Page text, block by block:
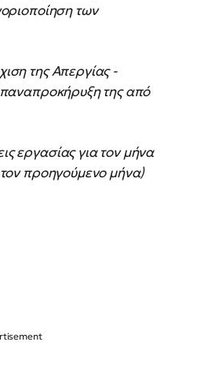
των
της Απεργίας -
της από
εργασίας για τον μήνα
προηγούμενο μήνα)